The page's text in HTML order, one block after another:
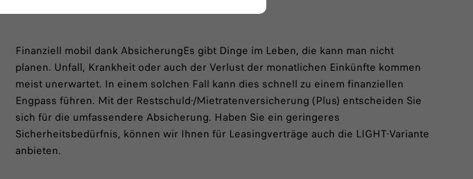
Finanziell mobil dank AbsicherungEs gibt Dinge im Leben, die kann man nicht
planen. Unfall, Krankheit oder auch der Verlust der monatlichen Einkünfte kommen
meist unerwartet. In einem solchen Fall kann dies schnell zu einem finanziellen
Engpass führen. Mit der Restschuld-/Mietratenversicherung (Plus) entscheiden Sie
sich für die umfassendere Absicherung. Haben Sie ein geringeres
Sicherheitsbedürfnis, können wir Ihnen für Leasingverträge auch die LIGHT-Variante
anbieten.